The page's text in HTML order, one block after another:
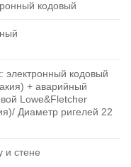
кодовый
электронный кодовый
+ аварийный
Lowe&Fletcher
Диаметр ригелей 22
и стене